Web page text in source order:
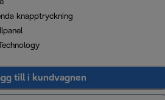
knapptryckning
till i kundvagnen